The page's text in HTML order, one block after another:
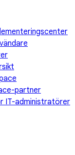
partner
IT-administratörer